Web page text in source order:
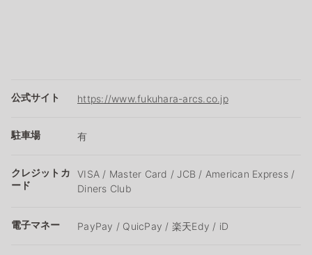
公式サイト https://www.fukuhara-arcs.co.jp
駐車場 有
クレジットカ
ード
VISA / Master Card / JCB / American Express /
Diners Club
電子マネー PayPay / QuicPay / 楽天Edy / iD